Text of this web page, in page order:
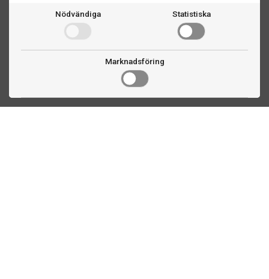
Nödvändiga Statistiska
Marknadsföring